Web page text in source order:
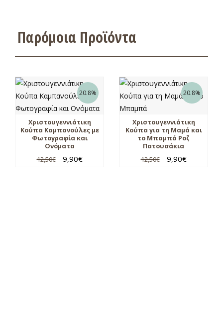
Παρόμοια Προϊόντα
20.8%
Χριστουγεννιάτικη
Κούπα Καμπανούλες με
Φωτογραφία και
Ονόματα
12,50€ 9,90€
20.8%
Χριστουγεννιάτικη
Κούπα για τη Μαμά και
το Μπαμπά Ροζ
Πατουσάκια
12,50€ 9,90€